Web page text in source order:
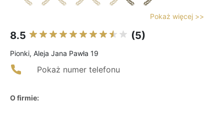
Pokaż więcej >>
8.5 (5)
Pionki, Aleja Jana Pawła 19
Pokaż numer telefonu
O firmie: